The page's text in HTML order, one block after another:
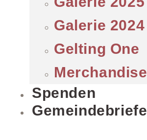
Galerie 2024
Gelting One
Merchandise
Spenden
Gemeindebriefe